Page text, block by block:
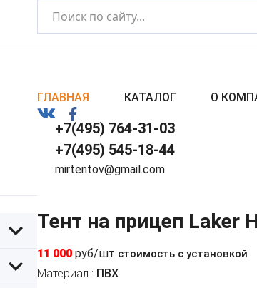
ГЛАВНАЯ КАТАЛОГ О
+7(495) 764-31-03
+7(495) 545-18-44
mirtentov@gmail.com
Тент на прицеп Laker
11 000 руб/шт стоимость с установкой
Материал : ПВХ